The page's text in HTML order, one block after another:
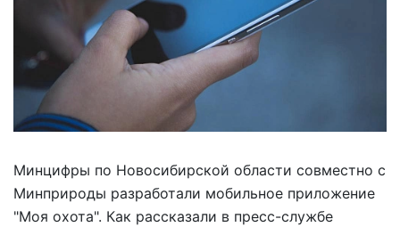
Минцифры по Новосибирской области совместно с
Минприроды разработали мобильное приложение
"Моя охота". Как рассказали в пресс-службе